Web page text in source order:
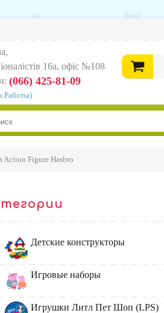
16а, офіс №108
(066) 425-81-09
Работы)
Action Figure Hasbro
Детские конструкторы
Игровые наборы
Игрушки Литл Пет Шоп (LPS)